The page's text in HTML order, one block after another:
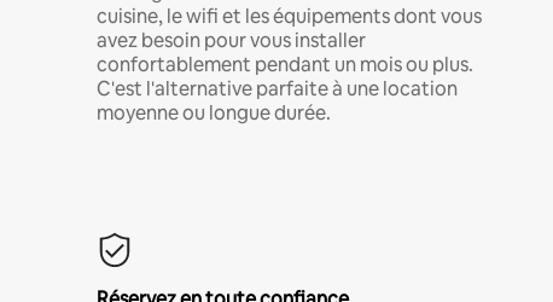
cuisine, le wifi et les équipements dont vous
avez besoin pour vous installer
confortablement pendant un mois ou plus.
C'est l'alternative parfaite à une location
moyenne ou longue durée.